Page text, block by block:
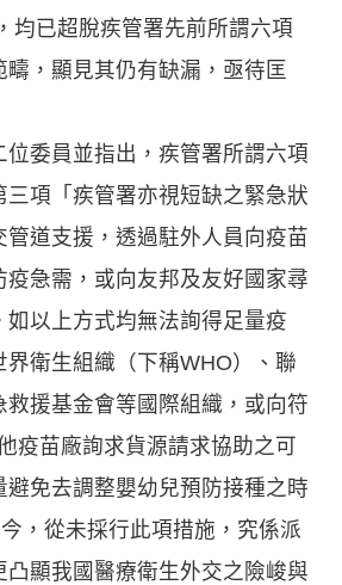
均已超脫疾管署先前所謂六項
疇，顯見其仍有缺漏，亟待匡
位委員並指出，疾管署所謂六項
三項「疾管署亦視短缺之緊急狀
管道支援，透過駐外人員向疫苗
疫急需，或向友邦及友好國家尋
如以上方式均無法詢得足量疫
界衛生組織（下稱WHO）、聯
救援基金會等國際組織，或向符
疫苗廠詢求貨源請求協助之可
避免去調整嬰幼兒預防接種之時
，從未採行此項措施，究係派
凸顯我國醫療衛生外交之險峻與